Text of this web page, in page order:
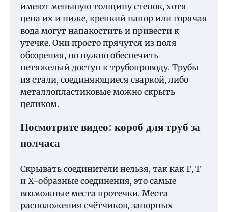
имеют меньшую толщину стенок, хотя
цена их и ниже, крепкий напор или горячая
вода могут напакостить и привести к
утечке. Они просто прячутся из поля
обозрения, но нужно обеспечить
нетяжелый доступ к трубопроводу. Трубы
из стали, соединяющиеся сваркой, либо
металлопластиковые можно скрыть
целиком.
Посмотрите видео: короб для труб за
полчаса
Скрывать соединители нельзя, так как Г, Т
и Х-образные соединения, это самые
возможные места протечки. Места
расположения счётчиков, запорных